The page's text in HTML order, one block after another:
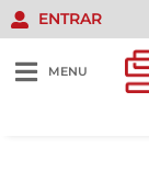
ENTRAR
MENU